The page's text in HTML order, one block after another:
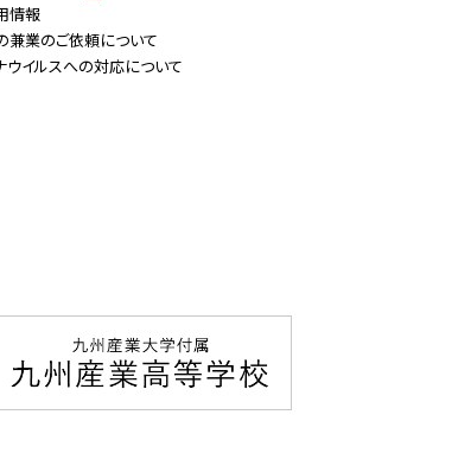
情報
兼業のご依頼について
ウイルスへの対応について